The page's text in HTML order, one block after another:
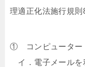
理適正化法施行規則
① コンピューター
イ．電子メールを